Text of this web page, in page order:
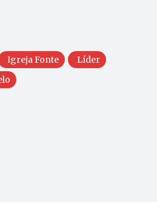
Igreja Fonte
Líder